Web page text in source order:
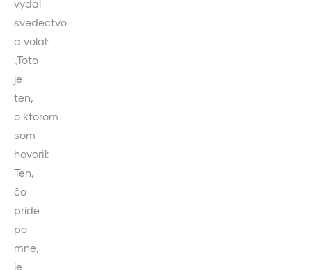
vydal
svedectvo
a volal:
„Toto
je
ten,
o ktorom
som
hovoril:
Ten,
čo
príde
po
mne,
je